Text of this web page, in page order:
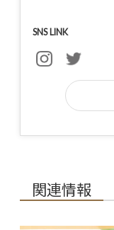
SNS LINK
関連情報